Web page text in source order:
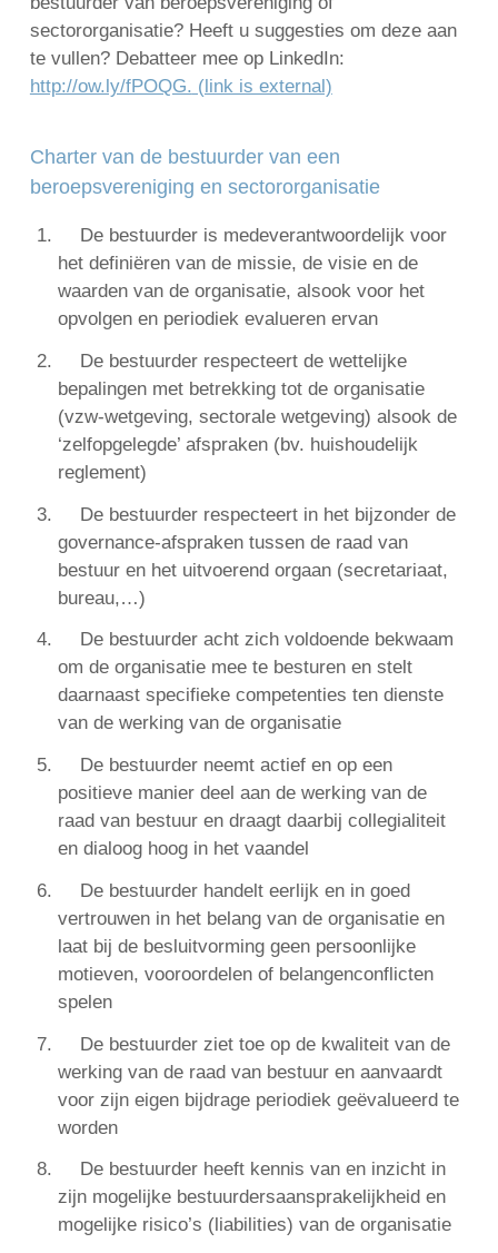
sectororganisatie? Heeft u suggesties om deze aan
te vullen? Debatteer mee op LinkedIn:
http://ow.ly/fPOQG. (link is external)
Charter van de bestuurder van een
beroepsvereniging en sectororganisatie
De bestuurder is medeverantwoordelijk voor
het definiëren van de missie, de visie en de
waarden van de organisatie, alsook voor het
opvolgen en periodiek evalueren ervan
De bestuurder respecteert de wettelijke
bepalingen met betrekking tot de organisatie
(vzw-wetgeving, sectorale wetgeving) alsook de
‘zelfopgelegde’ afspraken (bv. huishoudelijk
reglement)
De bestuurder respecteert in het bijzonder de
governance-afspraken tussen de raad van
bestuur en het uitvoerend orgaan (secretariaat,
bureau,…)
De bestuurder acht zich voldoende bekwaam
om de organisatie mee te besturen en stelt
daarnaast specifieke competenties ten dienste
van de werking van de organisatie
De bestuurder neemt actief en op een
positieve manier deel aan de werking van de
raad van bestuur en draagt daarbij collegialiteit
en dialoog hoog in het vaandel
De bestuurder handelt eerlijk en in goed
vertrouwen in het belang van de organisatie en
laat bij de besluitvorming geen persoonlijke
motieven, vooroordelen of belangenconflicten
spelen
De bestuurder ziet toe op de kwaliteit van de
werking van de raad van bestuur en aanvaardt
voor zijn eigen bijdrage periodiek geëvalueerd te
worden
De bestuurder heeft kennis van en inzicht in
zijn mogelijke bestuurdersaansprakelijkheid en
mogelijke risico’s (liabilities) van de organisatie